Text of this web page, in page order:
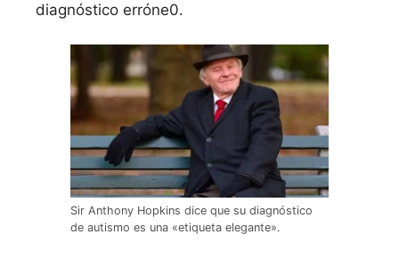
diagnóstico erróne0.
Sir Anthony Hopkins dice que su diagnóstico
de autismo es una «etiqueta elegante».